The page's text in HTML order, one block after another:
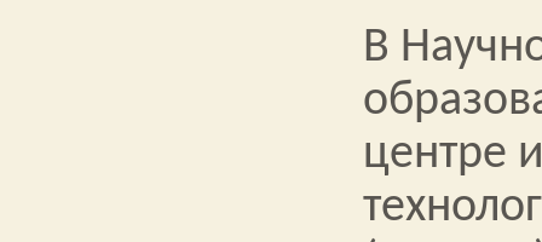
В
центре